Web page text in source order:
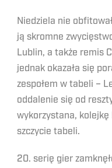
Niedziela nie
ją skromne
Lublin, a także remis
jednak okazała się
zespołem w tabeli –
oddalenie się od
wykorzystana,
szczycie tabeli.
20. serię gier